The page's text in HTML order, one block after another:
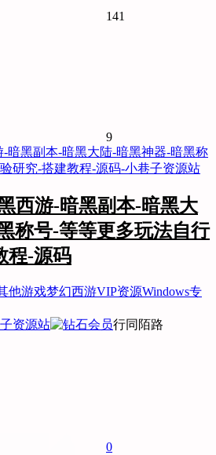
141
9
西游-暗黑副本-暗黑大
称号-等等更多玩法自行
程-源码
他游戏梦幻西游VIP资源Windows专
行同陌路
0